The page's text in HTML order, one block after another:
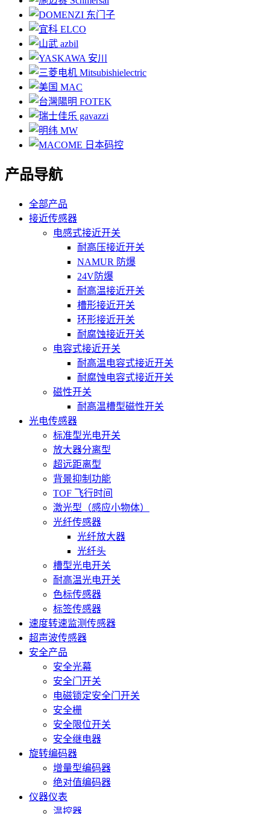
产品导航
全部产品
接近传感器
电感式接近开关
耐高压接近开关
NAMUR 防爆
24V防爆
耐高温接近开关
槽形接近开关
环形接近开关
耐腐蚀接近开关
电容式接近开关
耐高温电容式接近开关
耐腐蚀电容式接近开关
磁性开关
耐高温槽型磁性开关
光电传感器
标准型光电开关
放大器分离型
超远距离型
背景抑制功能
TOF 飞行时间
激光型（感应小物体）
光纤传感器
光纤放大器
光纤头
槽型光电开关
耐高温光电开关
色标传感器
标签传感器
速度转速监测传感器
超声波传感器
安全产品
安全光幕
安全门开关
电磁锁定安全门开关
安全栅
安全限位开关
安全继电器
旋转编码器
增量型编码器
绝对值编码器
仪器仪表
温控器